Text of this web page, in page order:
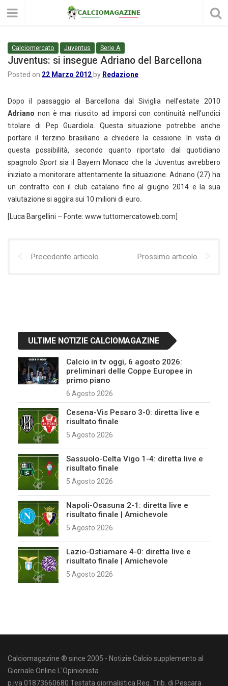
Calciomercato Juventus Serie A
Juventus: si insegue Adriano del Barcellona
Posted on 22 Marzo 2012 by Redazione
Dopo il passaggio al Barcellona dal Siviglia nell’estate 2010
Adriano non è mai riuscito ad imporsi con continuità nell’undici
titolare di Pep Guardiola. Questa situazione potrebbe anche
portare il terzino brasiliano a chiedere la cessione. In vista di
questa possibilità, secondo quanto riportato dal quotidiano
spagnoloSportsia il Bayern Monaco che la Juventus avrebbero
iniziato a monitorare attentamente la situazione. Adriano (27) ha
un contratto con il club catalano fino al giugno 2014 e la sua
valutazione si aggira sui 10 milioni di euro.
[Luca Bargellini – Fonte: www.tuttomercatoweb.com]
Precedente articolo Prossimo articolo
ULTIME NOTIZIE CALCIOMAGAZINE
Calcio in tv oggi, 6 agosto 2026:
preliminari delle Coppe Europee in
primo piano
6 Agosto 2026
Cesena-Vis Pesaro 3-0: diretta live e
risultato finale
5 Agosto 2026
Sassuolo-Celta Vigo 1-4: diretta live e
risultato finale
5 Agosto 2026
Napoli-Osasuna 2-1: diretta live e
risultato finale | Amichevole
5 Agosto 2026
Lazio-Ostiamare 4-0: diretta live e
risultato finale | Amichevole
5 Agosto 2026
Calciomagazine ® since 2005 - Notizie Calcio supplemento al
Giornale Online L'Opinionista
p.iva 01873660680 Testata giornalistica Reg. Trib. di Pescara